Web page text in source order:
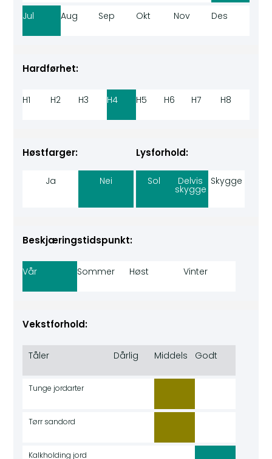
Jul Aug Sep Okt Nov Des
Hardførhet:
H1 H2 H3 H4 H5 H6 H7 H8
Høstfarger:
Ja Nei
Lysforhold:
Sol Delvis
skygge
Skygge
Beskjæringstidspunkt:
Vår Sommer Høst Vinter
Vekstforhold:
Tåler Dårlig Middels Godt
Tunge jordarter
Tørr sandord
Kalkholding jord